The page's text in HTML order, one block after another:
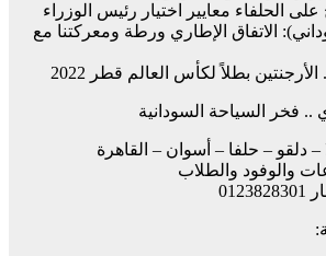
الحلفاء معايير اختيار رئيس الوزراء
الاتفاق الإطاري ورطة ومعركتنا مع
بطلاً لكأس العالم قطر 2022
.. فخر السياحة السودانية
– دلقو – حلفا – أسوان – القاهرة
والوفود والطلاب